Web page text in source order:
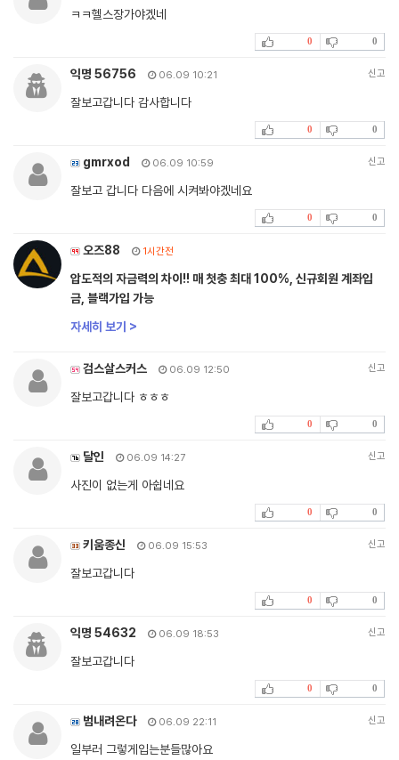
ㅋㅋ헬스장가야겠네
0 0
익명 56756 06.09 10:21 신고
잘보고갑니다 감사합니다
0 0
gmrxod 06.09 10:59 신고
잘보고 갑니다 다음에 시켜봐야겠네요
0 0
오즈88 1시간전
압도적의 자금력의 차이!! 매 첫충 최대 100%, 신규회원 계좌입
금, 블랙가입 가능
자세히 보기 >
검스살스커스 06.09 12:50 신고
잘보고갑니다 ㅎㅎㅎ
0 0
달인 06.09 14:27 신고
사진이 없는게 아쉽네요
0 0
키움종신 06.09 15:53 신고
잘보고갑니다
0 0
익명 54632 06.09 18:53 신고
잘보고갑니다
0 0
범내려온다 06.09 22:11 신고
일부러 그렇게입는분들많아요